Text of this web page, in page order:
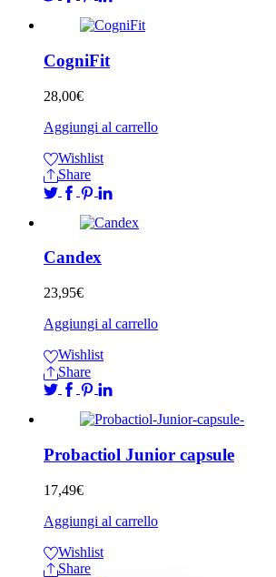
CogniFit
28,00€
Aggiungi al carrello
Wishlist
Share
Candex
23,95€
Aggiungi al carrello
Wishlist
Share
Probactiol Junior capsule
17,49€
Aggiungi al carrello
Wishlist
Share